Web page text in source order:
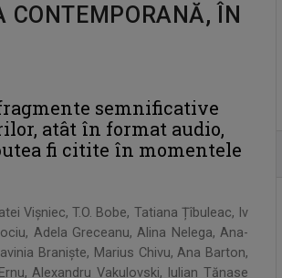
CONTEMPORANĂ, ÎN
semnificative
atât în format audio,
fi citite în momentele
Vișniec, T.O. Bobe, Tatiana Țîbuleac, Iv
Adela Greceanu, Alina Nelega, Ana-
Braniște, Marius Chivu, Ana Barton,
Alexandru Vakulovski, Iulian Tănase